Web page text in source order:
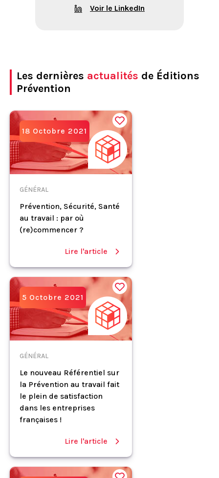
Voir le LinkedIn
Les dernières actualités de Éditions
Prévention
18 Octobre 2021
GÉNÉRAL
Prévention, Sécurité, Santé
au travail : par où
(re)commencer ?
Lire l'article
5 Octobre 2021
GÉNÉRAL
Le nouveau Référentiel sur
la Prévention au travail fait
le plein de satisfaction
dans les entreprises
françaises !
Lire l'article